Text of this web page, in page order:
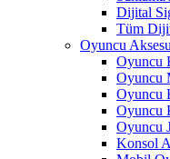
Dijital
Tüm
Oyuncu
Oyuncu
Oyuncu
Oyuncu
Oyuncu
Oyuncu
Konsol